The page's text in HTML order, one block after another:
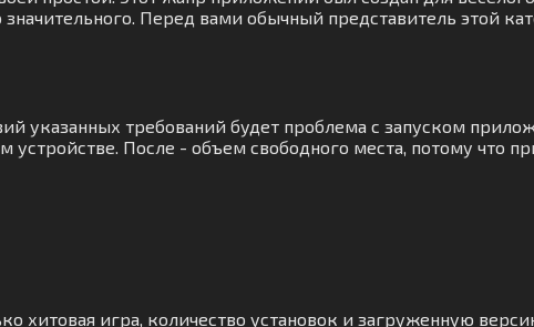
Перед вами обычный представитель этой
указанных требований будет проблема с запуском
После - объем свободного места, потому что
хитовая игра, количество установок и загруженную